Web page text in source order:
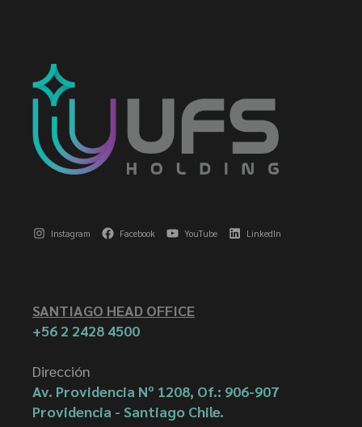
Instagram Facebook YouTube LinkedIn
SANTIAGO HEAD OFFICE
+56 2 2428 4500
Dirección
Av. Providencia Nº 1208, Of.: 906-907
Providencia - Santiago Chile.